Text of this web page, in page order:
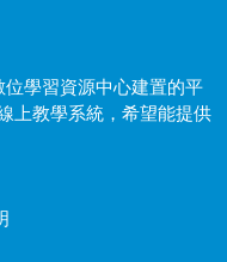
學習資源中心建置的平
上教學系統，希望能提供